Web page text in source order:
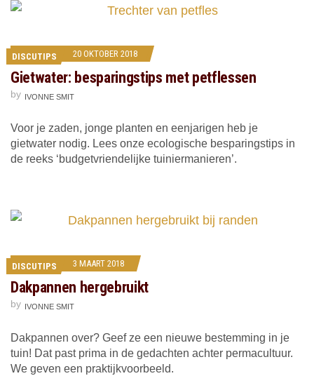
DISCUTIPS 20 OKTOBER 2018
Gietwater: besparingstips met petflessen
by IVONNE SMIT
Voor je zaden, jonge planten en eenjarigen heb je
gietwater nodig. Lees onze ecologische besparingstips in
de reeks ‘budgetvriendelijke tuiniermanieren’.
DISCUTIPS 3 MAART 2018
Dakpannen hergebruikt
by IVONNE SMIT
Dakpannen over? Geef ze een nieuwe bestemming in je
tuin! Dat past prima in de gedachten achter permacultuur.
We geven een praktijkvoorbeeld.